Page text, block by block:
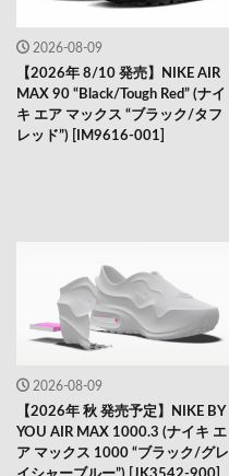
2026-08-09
【2026年 8/10 発売】NIKE AIR
MAX 90 “Black/Tough Red” (ナイ
キ エア マックス “ブラック/タフ
レッド”) [IM9616-001]
2026-08-09
【2026年 秋 発売予定】NIKE BY
YOU AIR MAX 1000.3 (ナイキ エ
ア マックス 1000 “ブラック/グレ